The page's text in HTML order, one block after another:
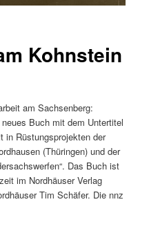
Kohnstein
am Sachsenberg:
Buch mit dem Untertitel
in Rüstungsprojekten der
(Thüringen) und der
Das Buch ist
im Nordhäuser Verlag
Tim Schäfer. Die nnz